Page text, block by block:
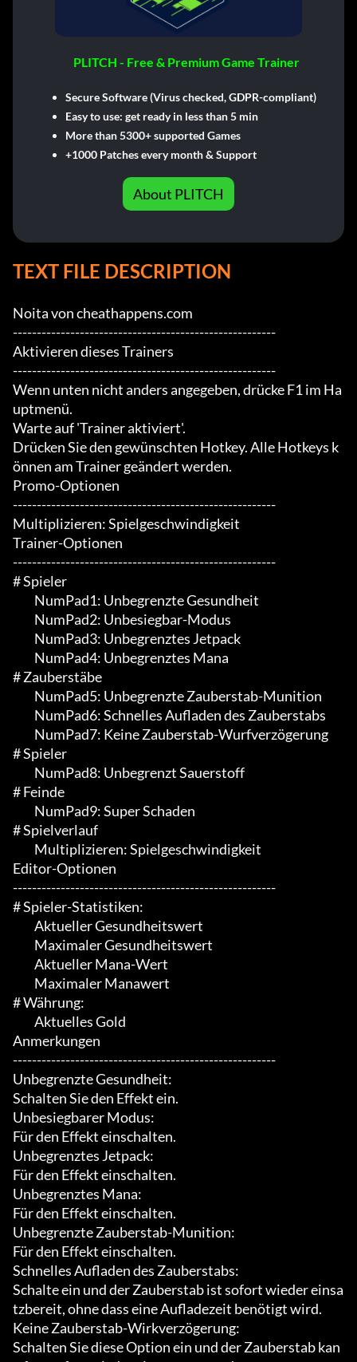
PLITCH - Free & Premium Game Trainer
Secure Software (Virus checked, GDPR-compliant)
Easy to use: get ready in less than 5 min
More than 5300+ supported Games
+1000 Patches every month & Support
About PLITCH
TEXT FILE DESCRIPTION
Noita von cheathappens.com
-------------------------------------------------------
Aktivieren dieses Trainers
-------------------------------------------------------
Wenn unten nicht anders angegeben, drücke F1 im Ha
uptmenü.
Warte auf 'Trainer aktiviert'.
Drücken Sie den gewünschten Hotkey. Alle Hotkeys k
önnen am Trainer geändert werden.
Promo-Optionen
-------------------------------------------------------
Multiplizieren: Spielgeschwindigkeit
Trainer-Optionen
-------------------------------------------------------
# Spieler
# Zauberstäbe
# Spieler
# Feinde
# Spielverlauf
Editor-Optionen
-------------------------------------------------------
# Spieler-Statistiken:
# Währung:
Anmerkungen
-------------------------------------------------------
Unbegrenzte Gesundheit:
Schalten Sie den Effekt ein.
Unbesiegbarer Modus:
Für den Effekt einschalten.
Unbegrenztes Jetpack:
Für den Effekt einschalten.
Unbegrenztes Mana:
Für den Effekt einschalten.
Unbegrenzte Zauberstab-Munition:
Für den Effekt einschalten.
Schnelles Aufladen des Zauberstabs:
Schalte ein und der Zauberstab ist sofort wieder einsa
tzbereit, ohne dass eine Aufladezeit benötigt wird.
Keine Zauberstab-Wirkverzögerung:
Schalten Sie diese Option ein und der Zauberstab kan